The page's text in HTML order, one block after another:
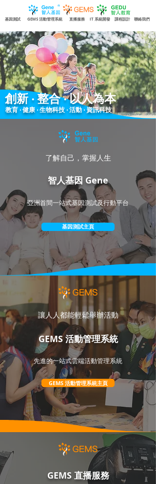
基因測試 GEMS 活動管理系統 直播服務 IT 系統開發 課程設計 聯絡我們
創新 ‧ 整合 ‧ 以人為本
教育 ‧ 健康 ‧ 生物科技 ‧ 活動 ‧ 資訊科技
了解自己，掌握人生
智人基因 Gene
亞洲首間一站式基因測試及行動平台
基因測試主頁
讓人人都能輕鬆舉辦活動
GEMS 活動管理系統
先進的一站式雲端活動管理系統
GEMS 活動管理系統主頁
GEMS 直播服務